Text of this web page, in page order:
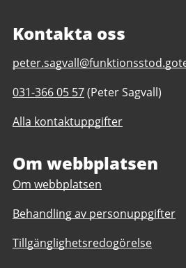
Kontakta oss
E-
till
Butik
Händig
verksamhet
Göteborgs
Telefonnummer
Butik
daglig
verksamhet
Göteborgs
Stad
031-366 05 57(Peter Sagvall)
Alla kontaktuppgifter
Om webbplatsen
Om webbplatsen
Behandling av personuppgifter
Tillgänglighetsredogörelse